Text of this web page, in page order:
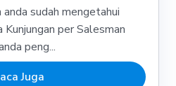
sudah mengetahui
per Salesman
peng...
Juga